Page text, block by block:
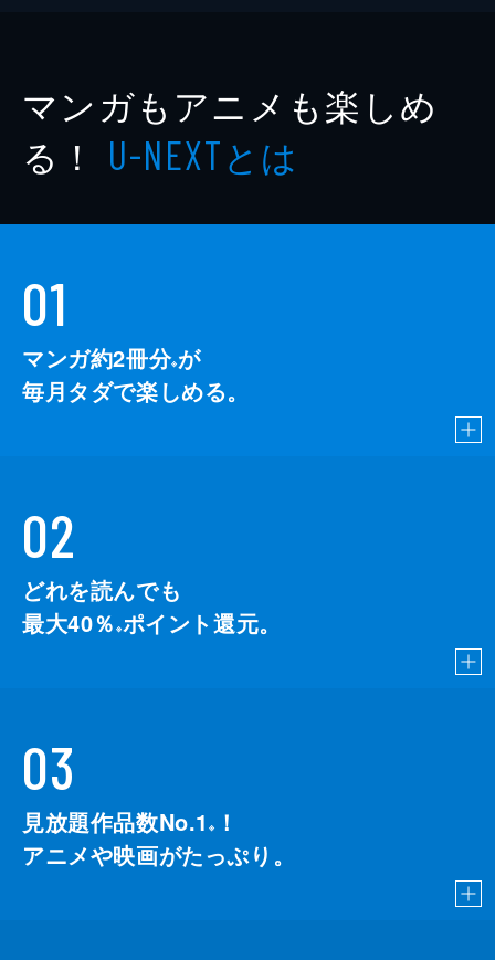
マンガもアニメも楽しめ
る！ U-NEXTとは
01
マンガ約2冊分※が
毎月タダで楽しめる。
02
どれを読んでも
最大40％ ※ポイント還元。
03
見放題作品数No.1 ※
！
アニメや映画がたっぷり。